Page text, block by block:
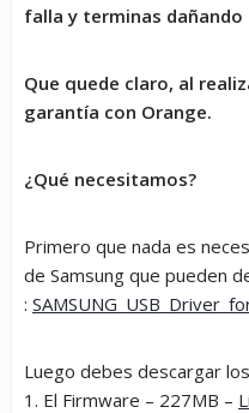
falla y terminas
Que quede claro, al
garantía con Orange.
¿Qué necesitamos?
Primero que nada es
de Samsung que pueden
:
Luego debes descargar
1. El Firmware – 227MB –